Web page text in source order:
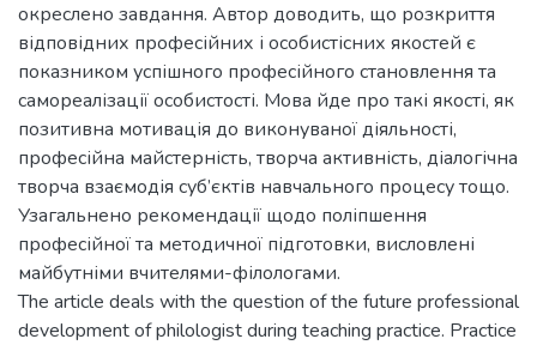
окреслено завдання. Автор доводить, що розкриття
відповідних професійних і особистісних якостей є
показником успішного професійного становлення та
самореалізації особистості. Мова йде про такі якості, як
позитивна мотивація до виконуваної діяльності,
професійна майстерність, творча активність, діалогічна
творча взаємодія суб’єктів навчального процесу тощо.
Узагальнено рекомендації щодо поліпшення
професійної та методичної підготовки, висловлені
майбутніми вчителями-філологами.
The article deals with the question of the future professional
development of philologist during teaching practice. Practice